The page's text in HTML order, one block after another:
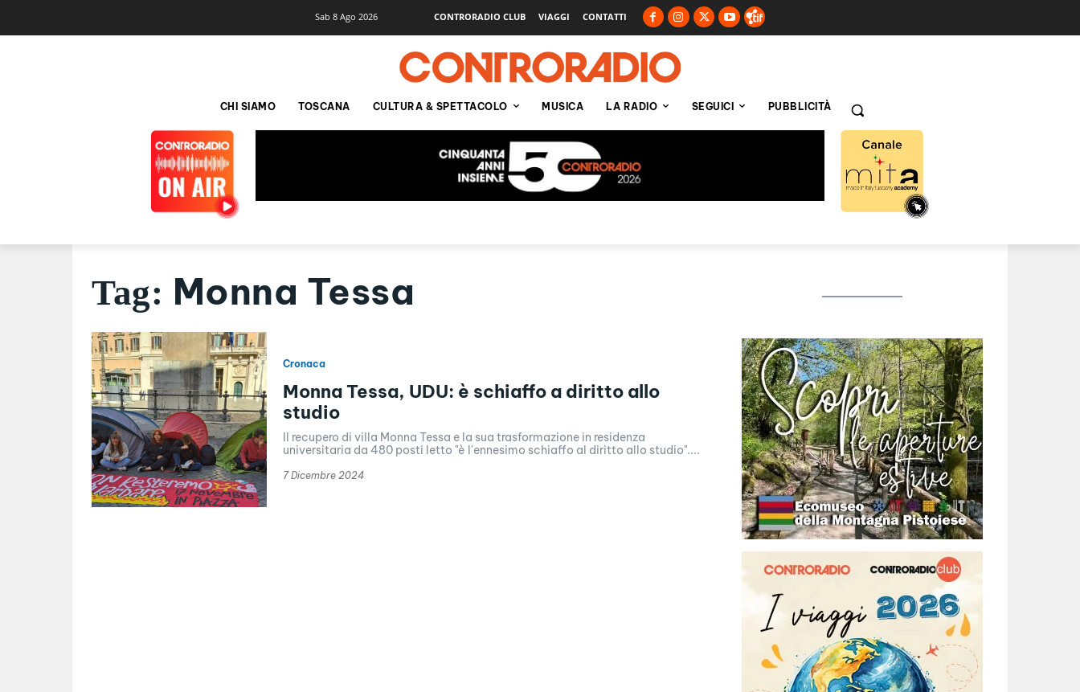
Sab 8 Ago 2026 CONTRORADIO CLUB VIAGGI CONTATTI
CHI SIAMO TOSCANA CULTURA & SPETTACOLO MUSICA LA RADIO SEGUICI PUBBLICITÀ
Tag: Monna Tessa
Cronaca
Monna Tessa, UDU: è schiaffo a diritto allo
studio
Il recupero di villa Monna Tessa e la sua trasformazione in residenza
universitaria da 480 posti letto "è l'ennesimo schiaffo al diritto allo studio"....
7 Dicembre 2024